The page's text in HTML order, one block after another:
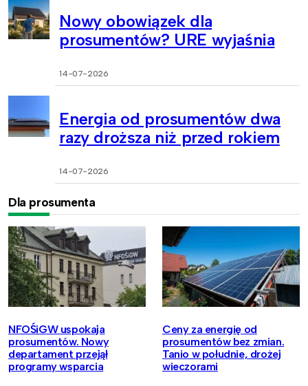
Nowy obowiązek dla
prosumentów? URE wyjaśnia
14-07-2026
Energia od prosumentów dwa
razy droższa niż przed rokiem
14-07-2026
Dla prosumenta
NFOŚiGW uspokaja
prosumentów. Nowy
departament przejął
programy wsparcia
Ceny za energię od
prosumentów bez zmian.
Tanio w południe, drożej
wieczorami